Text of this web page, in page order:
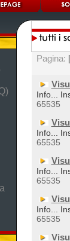
Pagina:
Info...
65535
Info...
65535
Info...
65535
Info...
65535